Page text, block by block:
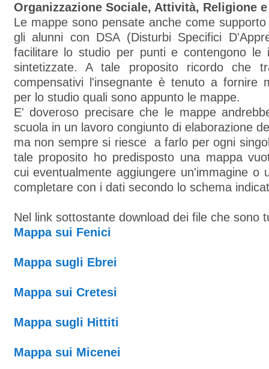
Organizzazione Sociale, Attività, Religione
Le mappe sono pensate anche come
gli alunni con DSA (Disturbi Specifici
facilitare lo studio per punti e contengono le
sintetizzate. A tale proposito ricordo che
compensativi l'insegnante è tenuto a fornire
per lo studio quali sono appunto le mappe.
E' doveroso precisare che le mappe
scuola in un lavoro congiunto di elaborazione
ma non sempre si riesce a farlo per ogni
tale proposito ho predisposto una mappa
cui eventualmente aggiungere un'immagine o
completare con i dati secondo lo schema
Nel link sottostante download dei file che sono
Mappa sui Fenici
Mappa sugli Ebrei
Mappa sui Cretesi
Mappa sugli Hittiti
Mappa sui Micenei